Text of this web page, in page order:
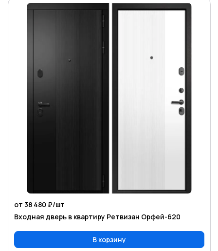
от 38 480 ₽/шт
Входная дверь в квартиру Ретвизан Орфей-620
В корзину